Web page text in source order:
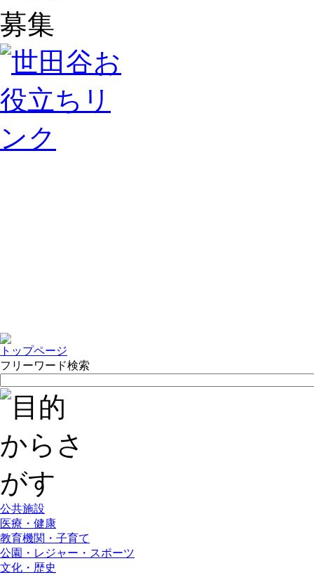
トップページ
フリーワード検索
公共施設
医療・健康
教育機関・子育て
公園・レジャー・スポーツ
文化・歴史